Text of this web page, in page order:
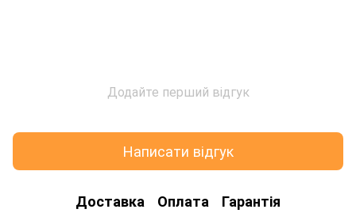
Додайте перший відгук
Написати відгук
Доставка Оплата Гарантія